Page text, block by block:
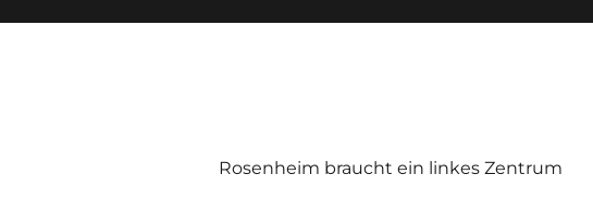
Rosenheim braucht ein linkes Zentrum